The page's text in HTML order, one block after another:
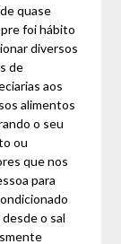
quase
foi hábito
diversos
de
aos
alimentos
o seu
ou
que nos
para
o sal